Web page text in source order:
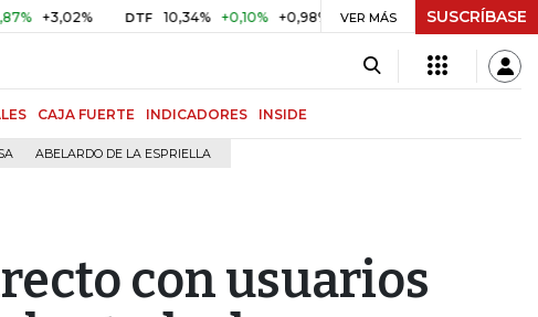
DTF 10,34% +0,10% +0,98% UVR $ 416,96 +$ 0,05 +0,01%
VER MÁS SUSCRÍBASE
CAJA FUERTE INDICADORES INSIDE
ABELARDO DE LA ESPRIELLA
con usuarios